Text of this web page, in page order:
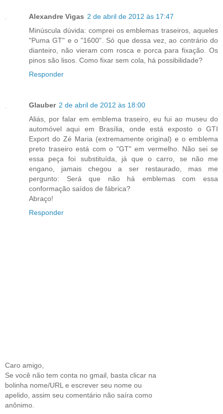
Alexandre Vigas 2 de abril de 2012 às 17:47
Minúscula dúvida: comprei os emblemas traseiros, aqueles
"Puma GT" e o "1600". Só que dessa vez, ao contrário do
dianteiro, não vieram com rosca e porca para fixação. Os
pinos são lisos. Como fixar sem cola, há possibilidade?
Responder
Glauber 2 de abril de 2012 às 18:00
Aliás, por falar em emblema traseiro, eu fui ao museu do
automóvel aqui em Brasília, onde está exposto o GTI
Export do Zé Maria (extremamente original) e o emblema
preto traseiro está com o "GT" em vermelho. Não sei se
essa peça foi substituída, já que o carro, se não me
engano, jamais chegou a ser restaurado, mas me
pergunto: Será que não há emblemas com essa
conformação saídos de fábrica?
Abraço!
Responder
Caro amigo,
Se você não tem conta no gmail, basta clicar na
bolinha nome/URL e escrever seu nome ou
apelido, assim seu comentário não saíra como
anônimo.